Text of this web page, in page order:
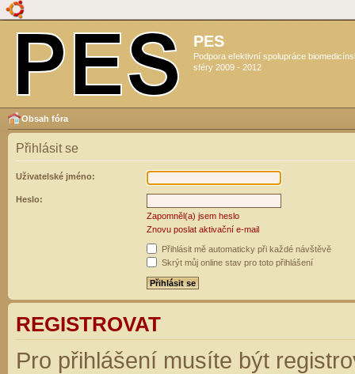
PES
Podpora efektivní spolupráce
sféry 2009 - 2012
Obsah fóra
Přihlásit se
Uživatelské jméno:
Heslo:
Zapomněl(a) jsem heslo
Znovu poslat aktivační e-mail
Přihlásit mě automaticky při každé návštěvě
Skrýt můj online stav pro toto přihlášení
REGISTROVAT
Pro přihlášení musíte být